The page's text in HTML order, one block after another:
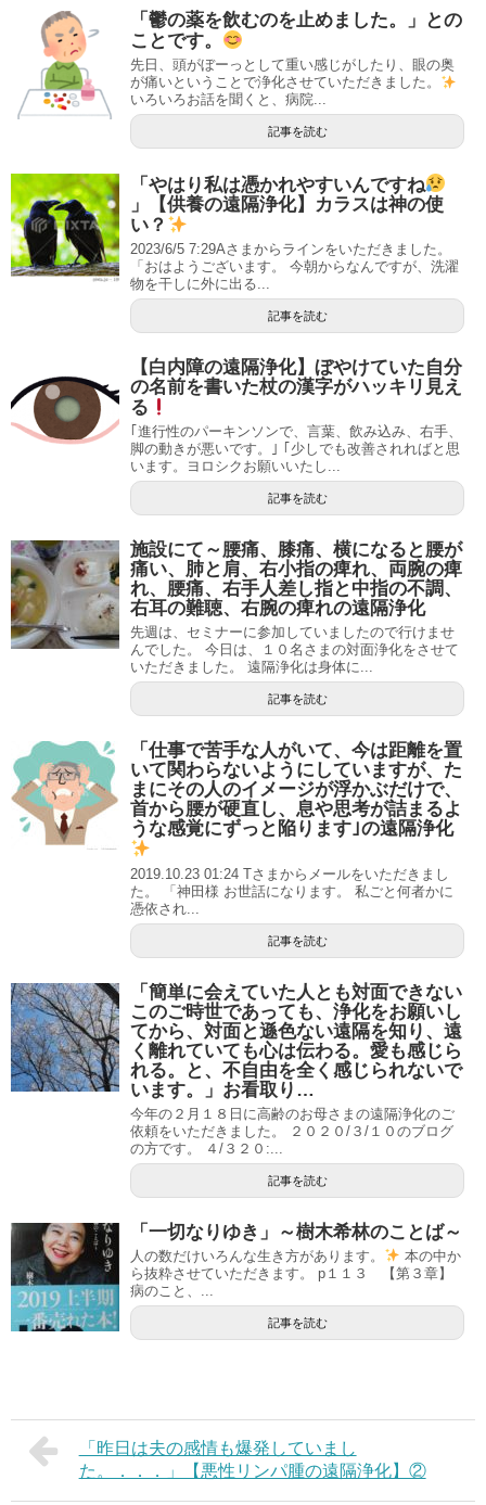
「鬱の薬を飲むのを止めました。」との
ことです。
先日、頭がぼーっとして重い感じがしたり、眼の奥
が痛いということで浄化させていただきました。
いろいろお話を聞くと、病院...
記事を読む
「やはり私は憑かれやすいんですね
」【供養の遠隔浄化】カラスは神の使
い？
2023/6/5 7:29Aさまからラインをいただきました。
「おはようございます。 今朝からなんですが、洗濯
物を干しに外に出る...
記事を読む
【白内障の遠隔浄化】ぼやけていた自分
の名前を書いた杖の漢字がハッキリ見え
る
｢進行性のパーキンソンで、言葉、飲み込み、右手、
脚の動きが悪いです。｣ ｢少しでも改善されればと思
います。ヨロシクお願いいたし...
記事を読む
施設にて～腰痛、膝痛、横になると腰が
痛い、肺と肩、右小指の痺れ、両腕の痺
れ、腰痛、右手人差し指と中指の不調、
右耳の難聴、右腕の痺れの遠隔浄化
先週は、セミナーに参加していましたので行けませ
んでした。 今日は、１０名さまの対面浄化をさせて
いただきました。 遠隔浄化は身体に...
記事を読む
「仕事で苦手な人がいて、今は距離を置
いて関わらないようにしていますが、た
まにその人のイメージが浮かぶだけで、
首から腰が硬直し、息や思考が詰まるよ
うな感覚にずっと陥ります｣の遠隔浄化
2019.10.23 01:24 Tさまからメールをいただきまし
た。 「神田様 お世話になります。 私ごと何者かに
憑依され...
記事を読む
「簡単に会えていた人とも対面できない
このご時世であっても、浄化をお願いし
てから、対面と遜色ない遠隔を知り、遠
く離れていても心は伝わる。愛も感じら
れる。と、不自由を全く感じられないで
います。」お看取り…
今年の２月１８日に高齢のお母さまの遠隔浄化のご
依頼をいただきました。 ２０２０/３/１０のブログ
の方です。 ４/３２０:...
記事を読む
「一切なりゆき」～樹木希林のことば～
人の数だけいろんな生き方があります。
本の中か
ら抜粋させていただきます。 p１１３ 【第３章】
病のこと、...
記事を読む
「昨日は夫の感情も爆発していまし
た。．．．」【悪性リンパ腫の遠隔浄化】②